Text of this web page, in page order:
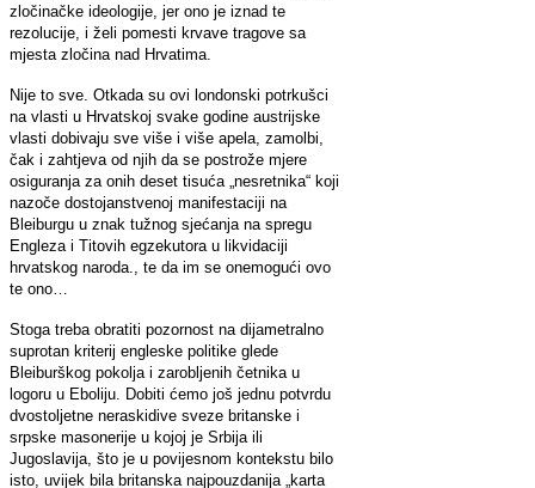
zločinačke ideologije, jer ono je iznad te
rezolucije, i želi pomesti krvave tragove sa
mjesta zločina nad Hrvatima.
Nije to sve. Otkada su ovi londonski potrkušci
na vlasti u Hrvatskoj svake godine austrijske
vlasti dobivaju sve više i više apela, zamolbi,
čak i zahtjeva od njih da se postrože mjere
osiguranja za onih deset tisuća „nesretnika“ koji
nazoče dostojanstvenoj manifestaciji na
Bleiburgu u znak tužnog sjećanja na spregu
Engleza i Titovih egzekutora u likvidaciji
hrvatskog naroda., te da im se onemogući ovo
te ono…
Stoga treba obratiti pozornost na dijametralno
suprotan kriterij engleske politike glede
Bleiburškog pokolja i zarobljenih četnika u
logoru u Eboliju. Dobiti ćemo još jednu potvrdu
dvostoljetne neraskidive sveze britanske i
srpske masonerije u kojoj je Srbija ili
Jugoslavija, što je u povijesnom kontekstu bilo
isto, uvijek bila britanska najpouzdanija „karta